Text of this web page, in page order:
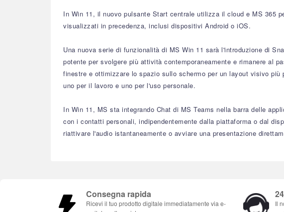
In Win 11, il nuovo pulsante Start centrale utilizza il cloud e MS 365
visualizzati in precedenza, inclusi dispositivi Android o iOS.
Una nuova serie di funzionalità di MS Win 11 sarà l'introduzione di
potente per svolgere più attività contemporaneamente e rimanere al
finestre e ottimizzare lo spazio sullo schermo per un layout visivo
uno per il lavoro e uno per l'uso personale.
In Win 11, MS sta integrando Chat di MS Teams nella barra delle
con i contatti personali, indipendentemente dalla piattaforma o dal
riattivare l'audio istantaneamente o avviare una presentazione
Consegna rapida
Ricevi il tuo prodotto digitale immediatamente via e-
Il